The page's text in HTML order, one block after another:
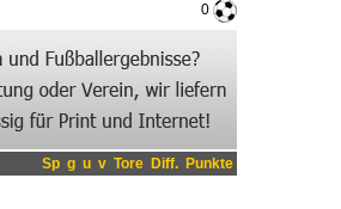
0
Sp g u v Tore Diff. Punkte